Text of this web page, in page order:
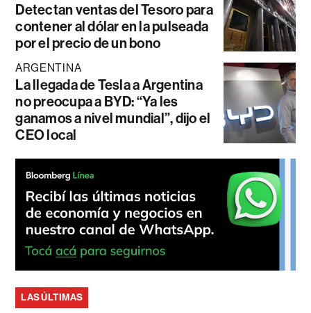
Detectan ventas del Tesoro para
contener al dólar en la pulseada
por el precio de un bono
ARGENTINA
La llegada de Tesla a Argentina
no preocupa a BYD: “Ya les
ganamos a nivel mundial”, dijo el
CEO local
LAS ÚLTIMAS